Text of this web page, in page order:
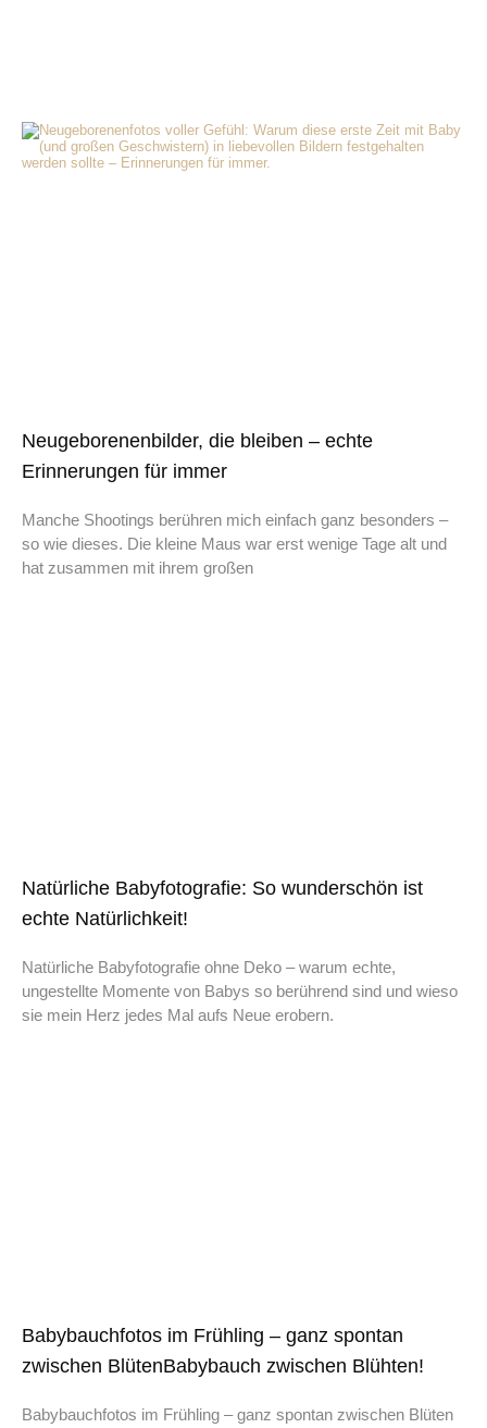
Neugeborenenbilder, die bleiben – echte
Erinnerungen für immer
Manche Shootings berühren mich einfach ganz besonders –
so wie dieses. Die kleine Maus war erst wenige Tage alt und
hat zusammen mit ihrem großen
Natürliche Babyfotografie: So wunderschön ist
echte Natürlichkeit!
Natürliche Babyfotografie ohne Deko – warum echte,
ungestellte Momente von Babys so berührend sind und wieso
sie mein Herz jedes Mal aufs Neue erobern.
Babybauchfotos im Frühling – ganz spontan
zwischen BlütenBabybauch zwischen Blühten!
Babybauchfotos im Frühling – ganz spontan zwischen Blüten